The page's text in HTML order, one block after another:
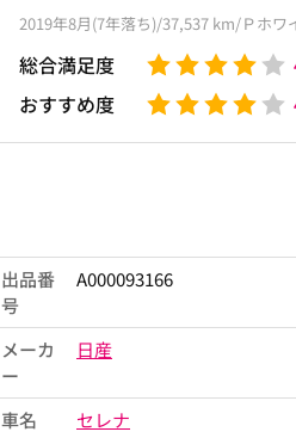
2019年8月(7年落ち)/37,537 km/Ｐホワ
総合満足度
おすすめ度
出品番
号
A000093166
メーカ
ー
日産
車名
セレナ